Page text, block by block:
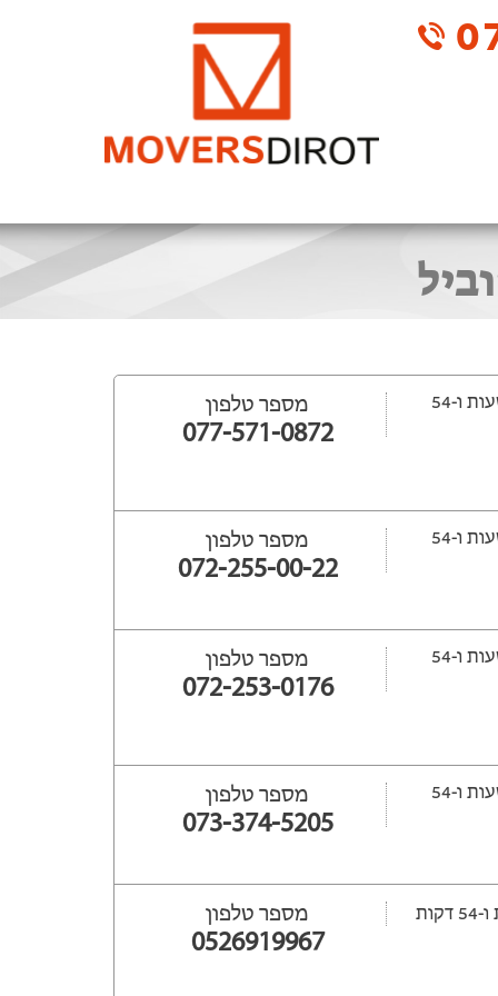
ייפתח עוד 14 שעות ‫ו-54 מספר טלפון
077-571-0872
ייפתח עוד 15 שעות ‫ו-54 מספר טלפון
072-255-00-22
ייפתח עוד 16 שעות ‫ו-54 מספר טלפון
072-253-0176
ייפתח עוד 15 שעות ‫ו-54 מספר טלפון
073-374-5205
מספר טלפון
0526919967